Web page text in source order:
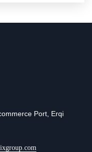
Port, Erqi